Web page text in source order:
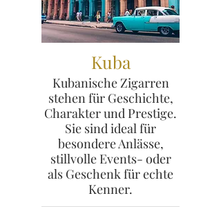
Kuba
Kubanische Zigarren
stehen für Geschichte,
Charakter und Prestige.
Sie sind ideal für
besondere Anlässe,
stillvolle Events- oder
als Geschenk für echte
Kenner.